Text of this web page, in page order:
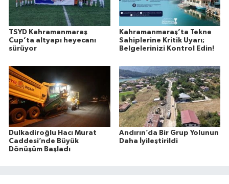
TSYD Kahramanmaraş
Cup’ta altyapı heyecanı
sürüyor
Kahramanmaraş’ta Tekne
Sahiplerine Kritik Uyarı;
Belgelerinizi Kontrol Edin!
Dulkadiroğlu Hacı Murat
Caddesi’nde Büyük
Dönüşüm Başladı
Andırın’da Bir Grup Yolunun
Daha İyileştirildi